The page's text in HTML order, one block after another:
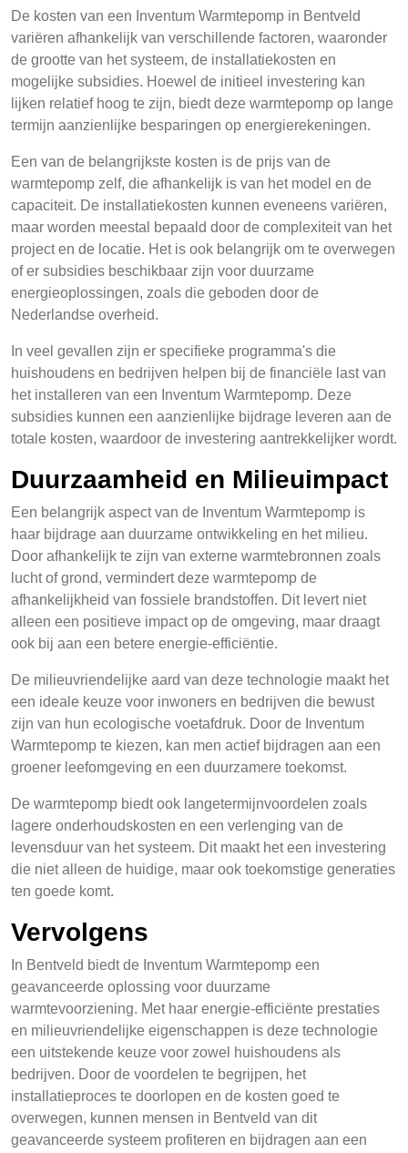
De kosten van een Inventum Warmtepomp in Bentveld
variëren afhankelijk van verschillende factoren, waaronder
de grootte van het systeem, de installatiekosten en
mogelijke subsidies. Hoewel de initieel investering kan
lijken relatief hoog te zijn, biedt deze warmtepomp op lange
termijn aanzienlijke besparingen op energierekeningen.
Een van de belangrijkste kosten is de prijs van de
warmtepomp zelf, die afhankelijk is van het model en de
capaciteit. De installatiekosten kunnen eveneens variëren,
maar worden meestal bepaald door de complexiteit van het
project en de locatie. Het is ook belangrijk om te overwegen
of er subsidies beschikbaar zijn voor duurzame
energieoplossingen, zoals die geboden door de
Nederlandse overheid.
In veel gevallen zijn er specifieke programma's die
huishoudens en bedrijven helpen bij de financiële last van
het installeren van een Inventum Warmtepomp. Deze
subsidies kunnen een aanzienlijke bijdrage leveren aan de
totale kosten, waardoor de investering aantrekkelijker wordt.
Duurzaamheid en Milieuimpact
Een belangrijk aspect van de Inventum Warmtepomp is
haar bijdrage aan duurzame ontwikkeling en het milieu.
Door afhankelijk te zijn van externe warmtebronnen zoals
lucht of grond, vermindert deze warmtepomp de
afhankelijkheid van fossiele brandstoffen. Dit levert niet
alleen een positieve impact op de omgeving, maar draagt
ook bij aan een betere energie-efficiëntie.
De milieuvriendelijke aard van deze technologie maakt het
een ideale keuze voor inwoners en bedrijven die bewust
zijn van hun ecologische voetafdruk. Door de Inventum
Warmtepomp te kiezen, kan men actief bijdragen aan een
groener leefomgeving en een duurzamere toekomst.
De warmtepomp biedt ook langetermijnvoordelen zoals
lagere onderhoudskosten en een verlenging van de
levensduur van het systeem. Dit maakt het een investering
die niet alleen de huidige, maar ook toekomstige generaties
ten goede komt.
Vervolgens
In Bentveld biedt de Inventum Warmtepomp een
geavanceerde oplossing voor duurzame
warmtevoorziening. Met haar energie-efficiënte prestaties
en milieuvriendelijke eigenschappen is deze technologie
een uitstekende keuze voor zowel huishoudens als
bedrijven. Door de voordelen te begrijpen, het
installatieproces te doorlopen en de kosten goed te
overwegen, kunnen mensen in Bentveld van dit
geavanceerde systeem profiteren en bijdragen aan een